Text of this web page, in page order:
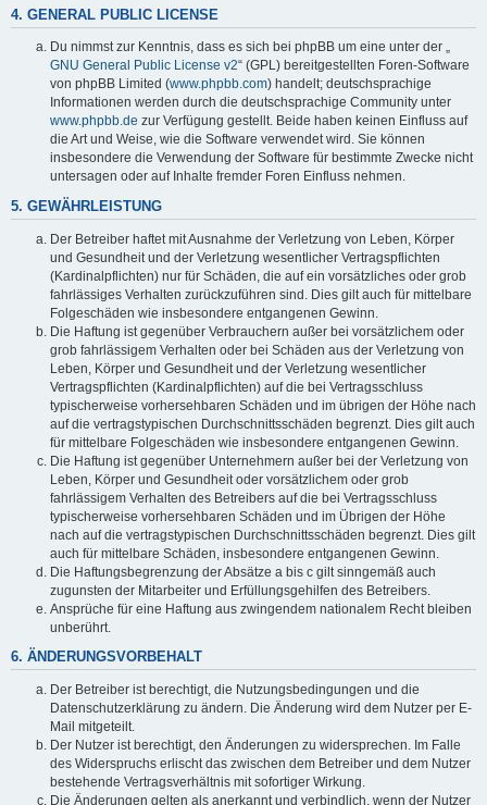
4. GENERAL PUBLIC LICENSE
Du nimmst zur Kenntnis, dass es sich bei phpBB um eine unter der „
GNU General Public License v2“ (GPL) bereitgestellten Foren-Software
von phpBB Limited (www.phpbb.com) handelt; deutschsprachige
Informationen werden durch die deutschsprachige Community unter
www.phpbb.de zur Verfügung gestellt. Beide haben keinen Einfluss auf
die Art und Weise, wie die Software verwendet wird. Sie können
insbesondere die Verwendung der Software für bestimmte Zwecke nicht
untersagen oder auf Inhalte fremder Foren Einfluss nehmen.
5. GEWÄHRLEISTUNG
Der Betreiber haftet mit Ausnahme der Verletzung von Leben, Körper
und Gesundheit und der Verletzung wesentlicher Vertragspflichten
(Kardinalpflichten) nur für Schäden, die auf ein vorsätzliches oder grob
fahrlässiges Verhalten zurückzuführen sind. Dies gilt auch für mittelbare
Folgeschäden wie insbesondere entgangenen Gewinn.
Die Haftung ist gegenüber Verbrauchern außer bei vorsätzlichem oder
grob fahrlässigem Verhalten oder bei Schäden aus der Verletzung von
Leben, Körper und Gesundheit und der Verletzung wesentlicher
Vertragspflichten (Kardinalpflichten) auf die bei Vertragsschluss
typischerweise vorhersehbaren Schäden und im übrigen der Höhe nach
auf die vertragstypischen Durchschnittsschäden begrenzt. Dies gilt auch
für mittelbare Folgeschäden wie insbesondere entgangenen Gewinn.
Die Haftung ist gegenüber Unternehmern außer bei der Verletzung von
Leben, Körper und Gesundheit oder vorsätzlichem oder grob
fahrlässigem Verhalten des Betreibers auf die bei Vertragsschluss
typischerweise vorhersehbaren Schäden und im Übrigen der Höhe
nach auf die vertragstypischen Durchschnittsschäden begrenzt. Dies gilt
auch für mittelbare Schäden, insbesondere entgangenen Gewinn.
Die Haftungsbegrenzung der Absätze a bis c gilt sinngemäß auch
zugunsten der Mitarbeiter und Erfüllungsgehilfen des Betreibers.
Ansprüche für eine Haftung aus zwingendem nationalem Recht bleiben
unberührt.
6. ÄNDERUNGSVORBEHALT
Der Betreiber ist berechtigt, die Nutzungsbedingungen und die
Datenschutzerklärung zu ändern. Die Änderung wird dem Nutzer per E-
Mail mitgeteilt.
Der Nutzer ist berechtigt, den Änderungen zu widersprechen. Im Falle
des Widerspruchs erlischt das zwischen dem Betreiber und dem Nutzer
bestehende Vertragsverhältnis mit sofortiger Wirkung.
Die Änderungen gelten als anerkannt und verbindlich, wenn der Nutzer